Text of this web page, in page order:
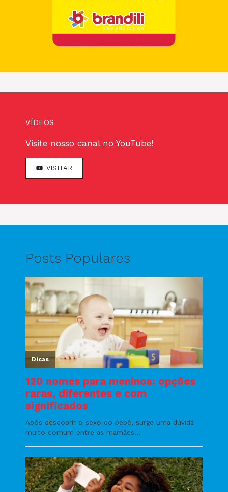
VÍDEOS
Visite nosso canal no YouTube!
VISITAR
Posts Populares